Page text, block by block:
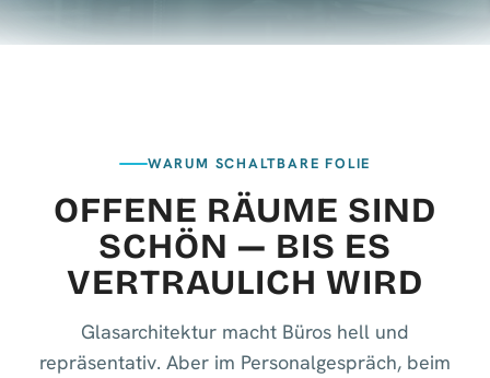
WARUM SCHALTBARE FOLIE
OFFENE RÄUME SIND
SCHÖN — BIS ES
VERTRAULICH WIRD
Glasarchitektur macht Büros hell und
repräsentativ. Aber im Personalgespräch, beim